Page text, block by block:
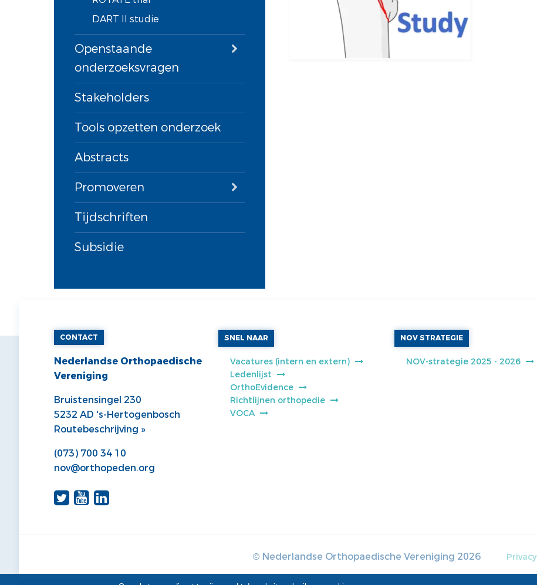
DART II studie
Openstaande
onderzoeksvragen
Stakeholders
Tools opzetten onderzoek
Abstracts
Promoveren
Tijdschriften
Subsidie
CONTACT
Nederlandse Orthopaedische
Vereniging
Bruistensingel 230
5232 AD 's-Hertogenbosch
Routebeschrijving »
(073) 700 34 10
nov@orthopeden.org
SNEL NAAR
Vacatures (intern en extern)
Ledenlijst
OrthoEvidence
Richtlijnen orthopedie
VOCA
NOV STRATEGIE
NOV-strategie 2025 - 2026
© Nederlandse Orthopaedische Vereniging 2026 Privacy